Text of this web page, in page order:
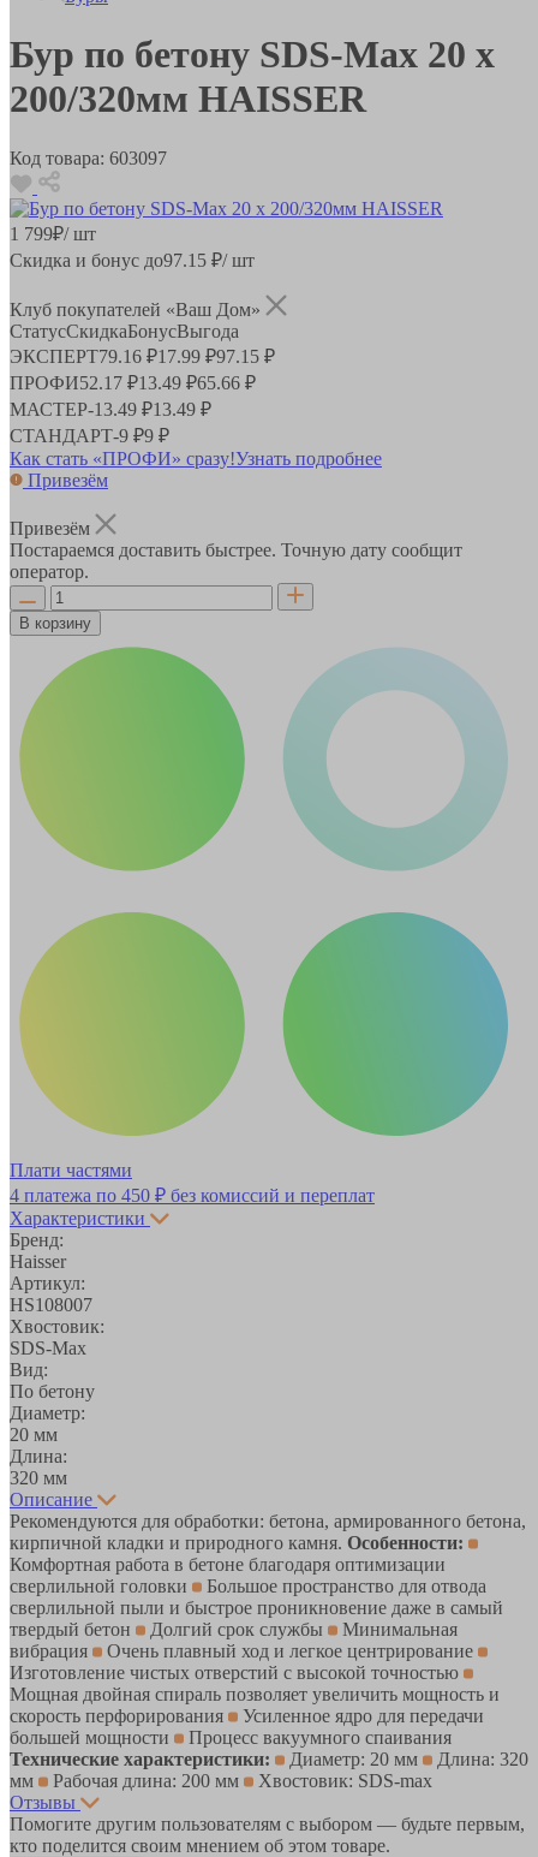
Бур по бетону SDS-Max 20 x
200/320мм HAISSER
Код товара: 603097
1 799₽/ шт
Скидка и бонус до97.15 ₽/ шт
Клуб покупателей «Ваш Дом»
СтатусСкидкаБонусВыгода
ЭКСПЕРТ79.16 ₽17.99 ₽97.15 ₽
ПРОФИ52.17 ₽13.49 ₽65.66 ₽
МАСТЕР-13.49 ₽13.49 ₽
СТАНДАРТ-9 ₽9 ₽
Как стать «ПРОФИ» сразу!Узнать подробнее
Привезём
Привезём
Постараемся доставить быстрее. Точную дату сообщит
оператор.
В корзину
Плати частями
4 платежа по 450 ₽ без комиссий и переплат
Характеристики
Бренд:
Haisser
Артикул:
HS108007
Хвостовик:
SDS-Max
Вид:
По бетону
Диаметр:
20 мм
Длина:
320 мм
Описание
Рекомендуются для обработки: бетона, армированного бетона,
кирпичной кладки и природного камня. Особенности:
Комфортная работа в бетоне благодаря оптимизации
сверлильной головки
Большое пространство для отвода
сверлильной пыли и быстрое проникновение даже в самый
твердый бетон
Долгий срок службы
Минимальная
вибрация
Очень плавный ход и легкое центрирование
Изготовление чистых отверстий с высокой точностью
Мощная двойная спираль позволяет увеличить мощность и
скорость перфорирования
Усиленное ядро для передачи
большей мощности
Процесс вакуумного спаивания
Технические характеристики:
Диаметр: 20 мм
Длина: 320
мм
Рабочая длина: 200 мм
Хвостовик: SDS-max
Отзывы
Помогите другим пользователям с выбором — будьте первым,
кто поделится своим мнением об этом товаре.